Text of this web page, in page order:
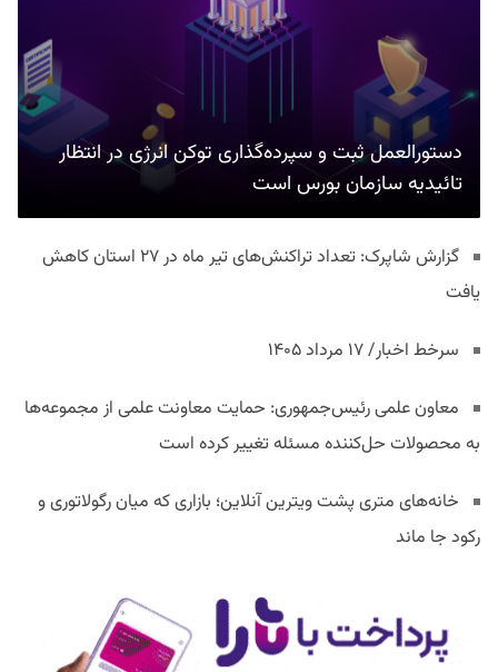
دستورالعمل ثبت و سپرده‌گذاری توکن انرژی در انتظار
تائیدیه سازمان بورس است
گزارش شاپرک: تعداد تراکنش‌های تیر ماه در ۲۷ استان‌ کاهش
یافت
سرخط اخبار/ ۱۷ مرداد ۱۴۰۵
معاون علمی رئیس‌جمهوری: حمایت معاونت علمی از مجموعه‌ها
به محصولات حل‌کننده مسئله تغییر کرده است
خانه‌های متری پشت ویترین آنلاین؛ بازاری که میان رگولاتوری و
رکود جا ماند